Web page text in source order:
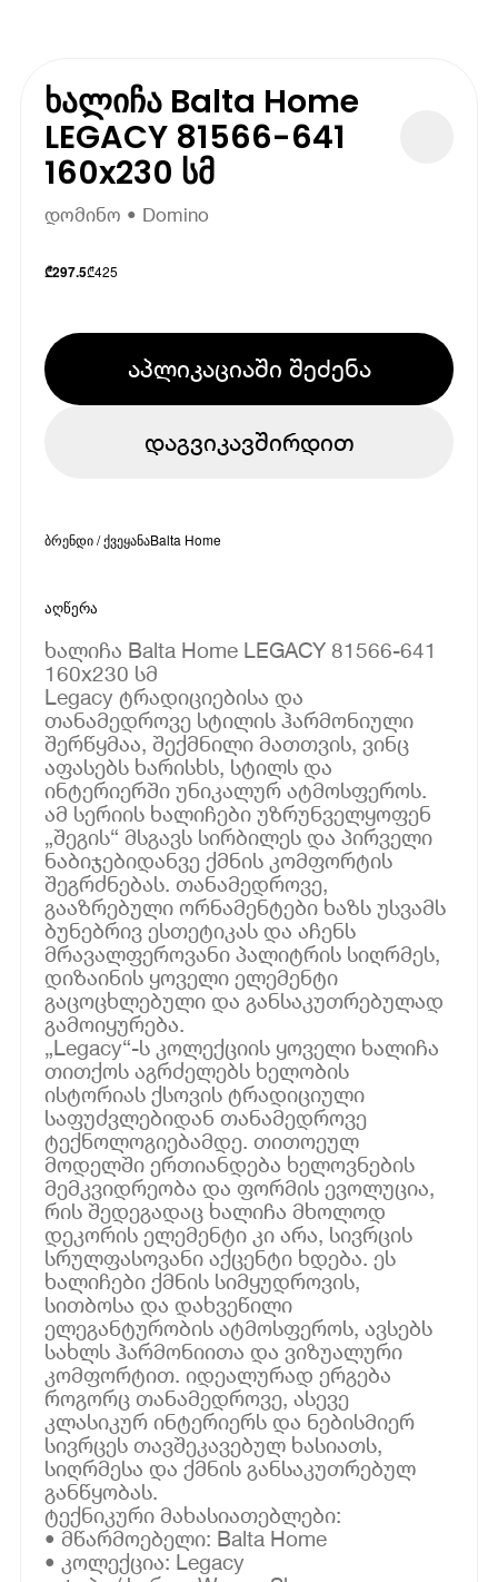
ხალიჩა Balta Home
LEGACY 81566-641
160x230 სმ
დომინო • Domino
₾297.5₾425
აპლიკაციაში შეძენა
დაგვიკავშირდით
ბრენდი / ქვეყანაBalta Home
აღწერა
ხალიჩა Balta Home LEGACY 81566-641
160x230 სმ
Legacy ტრადიციებისა და
თანამედროვე სტილის ჰარმონიული
შერწყმაა, შექმნილი მათთვის, ვინც
აფასებს ხარისხს, სტილს და
ინტერიერში უნიკალურ ატმოსფეროს.
ამ სერიის ხალიჩები უზრუნველყოფენ
„შეგის“ მსგავს სირბილეს და პირველი
ნაბიჯებიდანვე ქმნის კომფორტის
შეგრძნებას. თანამედროვე,
გააზრებული ორნამენტები ხაზს უსვამს
ბუნებრივ ესთეტიკას და აჩენს
მრავალფეროვანი პალიტრის სიღრმეს,
დიზაინის ყოველი ელემენტი
გაცოცხლებული და განსაკუთრებულად
გამოიყურება.
„Legacy“-ს კოლექციის ყოველი ხალიჩა
თითქოს აგრძელებს ხელობის
ისტორიას ქსოვის ტრადიციული
საფუძვლებიდან თანამედროვე
ტექნოლოგიებამდე. თითოეულ
მოდელში ერთიანდება ხელოვნების
მემკვიდრეობა და ფორმის ევოლუცია,
რის შედეგადაც ხალიჩა მხოლოდ
დეკორის ელემენტი კი არა, სივრცის
სრულფასოვანი აქცენტი ხდება. ეს
ხალიჩები ქმნის სიმყუდროვის,
სითბოსა და დახვეწილი
ელეგანტურობის ატმოსფეროს, ავსებს
სახლს ჰარმონიითა და ვიზუალური
კომფორტით. იდეალურად ერგება
როგორც თანამედროვე, ასევე
კლასიკურ ინტერიერს და ნებისმიერ
სივრცეს თავშეკავებულ ხასიათს,
სიღრმესა და ქმნის განსაკუთრებულ
განწყობას.
ტექნიკური მახასიათებლები:
• მწარმოებელი: Balta Home
• კოლექცია: Legacy